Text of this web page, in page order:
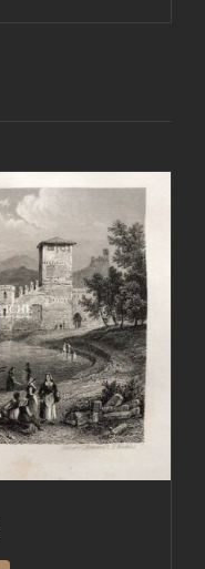
/ DETTAGLI